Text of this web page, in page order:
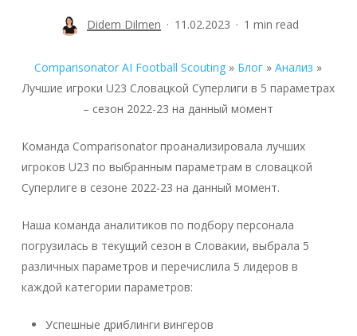
Didem Dilmen 11.02.2023 1 min read
Comparisonator AI Football Scouting » Блог »Анализ »
Лучшие игроки U23 Словацкой Суперлиги в 5 параметрах
– сезон 2022-23 на данный момент
Команда Comparisonator проанализировала лучших
игроков U23 по выбранным параметрам в словацкой
Суперлиге в сезоне 2022-23 на данный момент.
Наша команда аналитиков по подбору персонала
погрузилась в текущий сезон в Словакии, выбрала 5
различных параметров и перечислила 5 лидеров в
каждой категории параметров:
Успешные дриблинги вингеров